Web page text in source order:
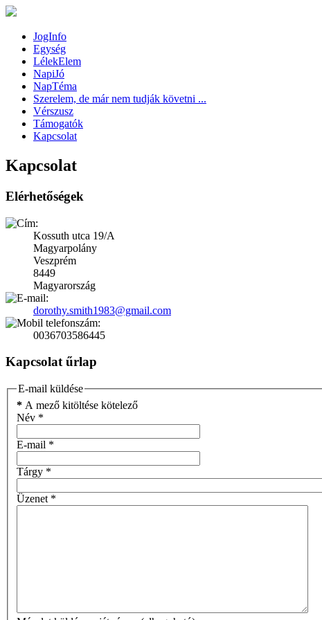
JogInfo
Egység
LélekElem
NapiJó
NapTéma
Szerelem, de már nem tudják követni ...
Vérszusz
Támogatók
Kapcsolat
Kapcsolat
Elérhetőségek
Kossuth utca 19/A
Magyarpolány
Veszprém
8449
Magyarország
dorothy.smith1983@gmail.com
0036703586445
Kapcsolat űrlap
E-mail küldése
* A mező kitöltése kötelező
Név *
E-mail *
Tárgy *
Üzenet *